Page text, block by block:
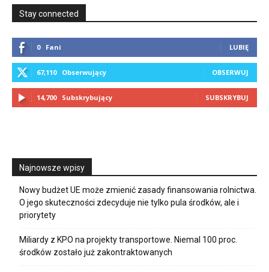
Stay connected
0 Fani LUBIĘ
67,110 Obserwujący OBSERWUJ
14,700 Subskrybujący SUBSKRYBUJ
Najnowsze wpisy
Nowy budżet UE może zmienić zasady finansowania rolnictwa.
O jego skuteczności zdecyduje nie tylko pula środków, ale i
priorytety
Miliardy z KPO na projekty transportowe. Niemal 100 proc.
środków zostało już zakontraktowanych